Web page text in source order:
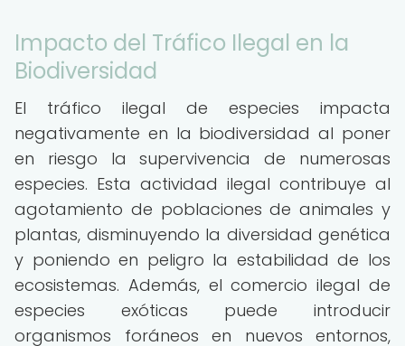
Impacto del Tráfico Ilegal en la
Biodiversidad
El tráfico ilegal de especies impacta
negativamente en la biodiversidad al poner
en riesgo la supervivencia de numerosas
especies. Esta actividad ilegal contribuye al
agotamiento de poblaciones de animales y
plantas, disminuyendo la diversidad genética
y poniendo en peligro la estabilidad de los
ecosistemas. Además, el comercio ilegal de
especies exóticas puede introducir
organismos foráneos en nuevos entornos,